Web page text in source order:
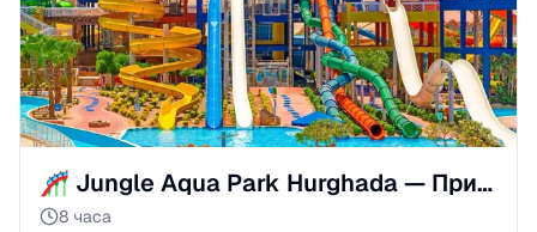
🎢 Jungle Aqua Park Hurghada — Приключения из Сахль-Хашиша
8 часа